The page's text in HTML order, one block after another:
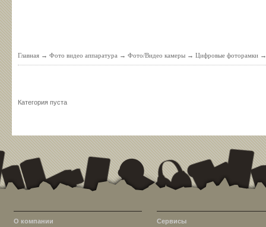
Главная → Фото видео аппаратура → Фото/Видео камеры → Цифровые фоторамки
Категория пуста
О компании
Сервисы